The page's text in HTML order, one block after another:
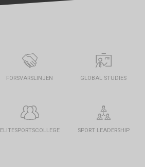
FORSVARSLINJEN GLOBAL STUDIES
ELITESPORTSCOLLEGE SPORT LEADERSHIP